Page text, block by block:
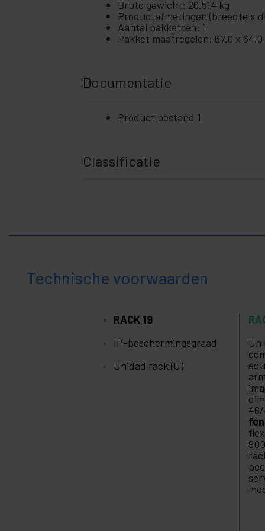
Bruto gewicht: 26.514 kg
Productafmetingen (breedte x
Aantal pakketten: 1
Pakket maatregelen: 67.0 x 64.0
Documentatie
Product bestand 1
Classificatie
Technische voorwaarden
RACK 19
IP-beschermingsgraad
Unidad rack (U)
Un